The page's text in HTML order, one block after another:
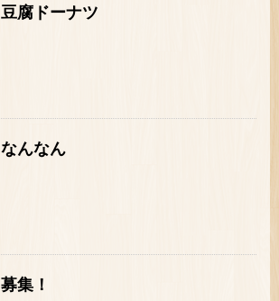
豆腐ドーナツ
なんなん
募集！